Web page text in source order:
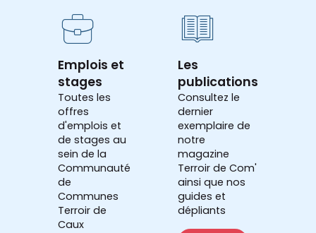
Emplois et
stages
Toutes les
offres
d'emplois et
de stages au
sein de la
Communauté
de
Communes
Terroir de
Caux
Les
publications
Consultez le
dernier
exemplaire de
notre
magazine
Terroir de Com'
ainsi que nos
guides et
dépliants